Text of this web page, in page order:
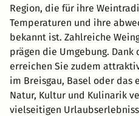
Region, die für ihre
Temperaturen und ihre
bekannt ist. Zahlreiche
prägen die Umgebung. Dank
erreichen Sie zudem
im Breisgau, Basel oder das
Natur, Kultur und Kulinarik
vielseitigen